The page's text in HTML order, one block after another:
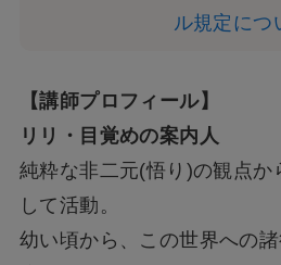
ル規定につ
【講師プロフィール】
リリ・目覚めの案内人
純粋な非二元(悟り)の観点か
して活動。
幼い頃から、この世界への